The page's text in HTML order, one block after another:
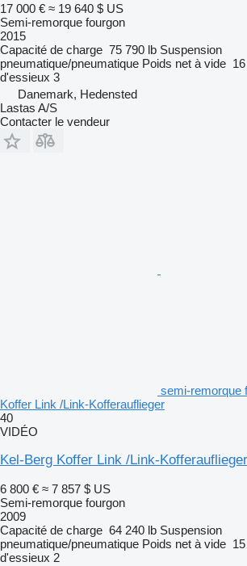
17 000 € ≈ 19 640 $ US
Semi-remorque fourgon
2015
Capacité de charge 75 790 lb Suspension
pneumatique/pneumatique Poids net à vide
d'essieux 3
Danemark, Hedensted
Lastas A/S
Contacter le vendeur
semi-remorque
Koffer Link /Link-Kofferauflieger
40
VIDÉO
Kel-Berg Koffer Link /Link-Kofferauflieger
6 800 € ≈ 7 857 $ US
Semi-remorque fourgon
2009
Capacité de charge 64 240 lb Suspension
pneumatique/pneumatique Poids net à vide
d'essieux 2